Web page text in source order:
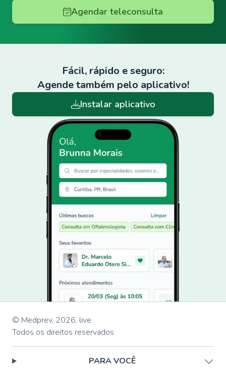
Agendar teleconsulta
Fácil, rápido e seguro:
Agende também pelo aplicativo!
Instalar aplicativo
© Medprev, 2026, live
Todos os direitos reservados
PARA VOCÊ